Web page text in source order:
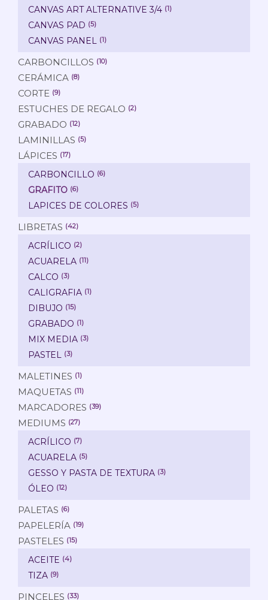
CANVAS ART ALTERNATIVE 3/4 (1)
CANVAS PAD (5)
CANVAS PANEL (1)
CARBONCILLOS (10)
CERÁMICA (8)
CORTE (9)
ESTUCHES DE REGALO (2)
GRABADO (12)
LAMINILLAS (5)
LÁPICES (17)
CARBONCILLO (6)
GRAFITO (6)
LAPICES DE COLORES (5)
LIBRETAS (42)
ACRÍLICO (2)
ACUARELA (11)
CALCO (3)
CALIGRAFIA (1)
DIBUJO (15)
GRABADO (1)
MIX MEDIA (3)
PASTEL (3)
MALETINES (1)
MAQUETAS (11)
MARCADORES (39)
MEDIUMS (27)
ACRÍLICO (7)
ACUARELA (5)
GESSO Y PASTA DE TEXTURA (3)
ÓLEO (12)
PALETAS (6)
PAPELERÍA (19)
PASTELES (15)
ACEITE (4)
TIZA (9)
PINCELES (33)